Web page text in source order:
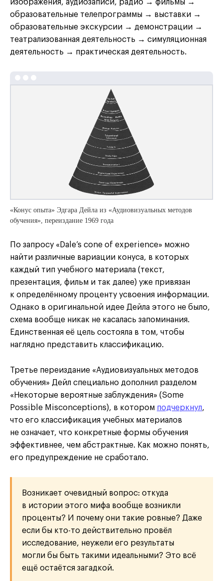
изображения, аудиозаписи, радио → фильмы →
образовательные телепрограммы → выставки →
образовательные экскурсии → демонстрации →
театрализованная деятельность → симуляционная
деятельность → практическая деятельность.
«Конус опыта» Эдгара Дейла из «Аудиовизуальных методов
обучения», переиздание 1969 года
По запросу «Dale’s cone of experience» можно
найти различные вариации конуса, в которых
каждый тип учебного материала (текст,
презентация, фильм и так далее) уже привязан
к определённому проценту усвоения информации.
Однако в оригинальной идее Дейла этого не было,
схема вообще никак не касалась запоминания.
Единственная её цель состояла в том, чтобы
наглядно представить классификацию.
Третье переиздание «Аудиовизуальных методов
обучения» Дейл специально дополнил разделом
«Некоторые вероятные заблуждения» (Some
Possible Misconceptions), в котором подчеркнул,
что его классификация учебных материалов
не означает, что конкретные формы обучения
эффективнее, чем абстрактные. Как можно понять,
его предупреждение не сработало.
Возникает очевидный вопрос: откуда
в истории этого мифа вообще возникли
проценты? И почему они такие ровные? Даже
если бы кто-то действительно провёл
исследование, неужели его результаты
могли бы быть такими идеальными? Это всё
ещё остаётся загадкой.